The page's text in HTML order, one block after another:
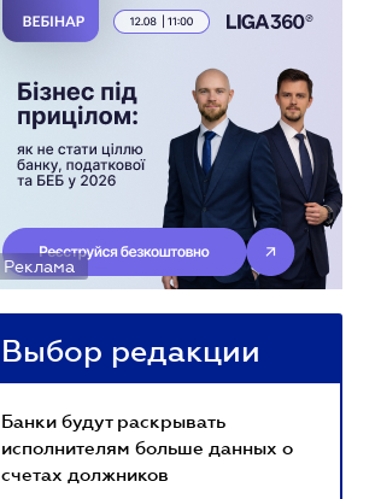
Реклама
Выбор редакции
Банки будут раскрывать
исполнителям больше данных о
счетах должников